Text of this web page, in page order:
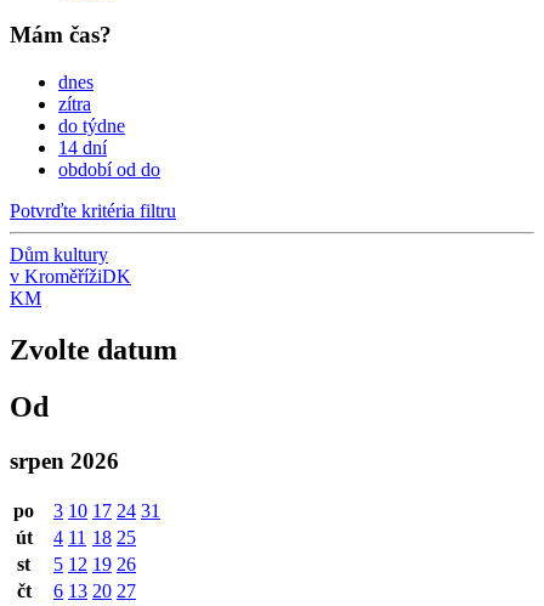
Mám čas?
dnes
zítra
do týdne
14 dní
období od do
Potvrďte kritéria filtru
Dům kultury
v KroměřížiDK
KM
Zvolte datum
Od
srpen 2026
po 3 10 17 24 31
út
4 11 18 25
st
5 12 19 26
čt
6 13 20 27